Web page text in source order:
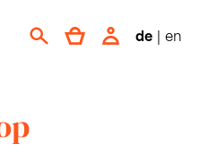
de | en